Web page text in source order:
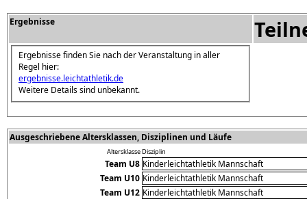
Ergebnisse
Ergebnisse finden Sie nach der Veranstaltung in aller
Regel hier:
ergebnisse.leichtathletik.de
Weitere Details sind unbekannt.
Ausgeschriebene Altersklassen, Disziplinen und Läufe
AltersklasseDisziplin
Team U8 Kinderleichtathletik Mannschaft
Team U10 Kinderleichtathletik Mannschaft
Team U12 Kinderleichtathletik Mannschaft